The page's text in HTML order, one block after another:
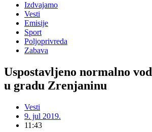
Izdvajamo
Vesti
Emisije
Sport
Poljoprivreda
Zabava
Uspostavljeno normalno
u gradu Zrenjaninu
Vesti
9. jul 2019.
11:43